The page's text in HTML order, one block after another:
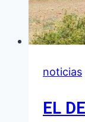
noticias
EL